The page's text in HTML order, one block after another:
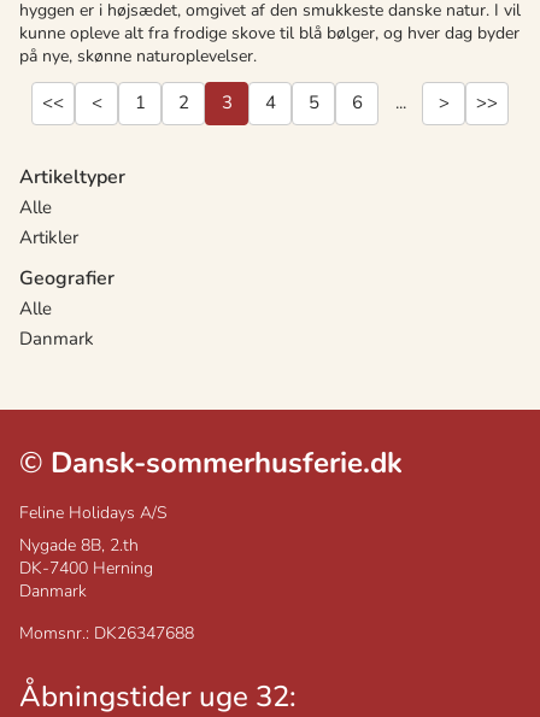
hyggen er i højsædet, omgivet af den smukkeste danske natur. I vil
kunne opleve alt fra frodige skove til blå bølger, og hver dag byder
på nye, skønne naturoplevelser.
<< < 1 2 3 4 5 6 ... > >>
Artikeltyper
Alle
Artikler
Geografier
Alle
Danmark
© Dansk-sommerhusferie.dk
Feline Holidays A/S
Nygade 8B, 2.th
DK-7400 Herning
Danmark
Momsnr.: DK26347688
Åbningstider uge 32: